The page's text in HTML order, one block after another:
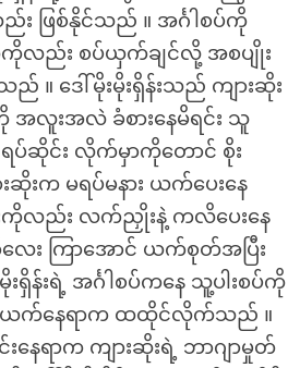
း ဖြစ်နိုင်သည် ။ အင်္ဂါစပ်ကို
ကိုလည်း စပ်ယှက်ချင်လို့ အစပျိုး
။ ဒေါ်မိုးမိုးရှိန်းသည် ကျားဆိုး
လူးအလဲ ခံစားနေမိရင်း သူ
ဆိုင်း လိုက်မှာကိုတောင် စိုး
းဆိုးက မရပ်မနား ယက်ပေးနေ
လည်း လက်ညှိုးနဲ့ ကလိပေးနေ
ေး ကြာအောင် ယက်စုတ်အပြီး
းရှိန်းရဲ့ အင်္ဂါစပ်ကနေ သူ့ပါးစပ်ကို
ယက်နေရာက ထထိုင်လိုက်သည် ။
ေရာက ကျားဆိုးရဲ့ ဘာဂျာမှုတ်